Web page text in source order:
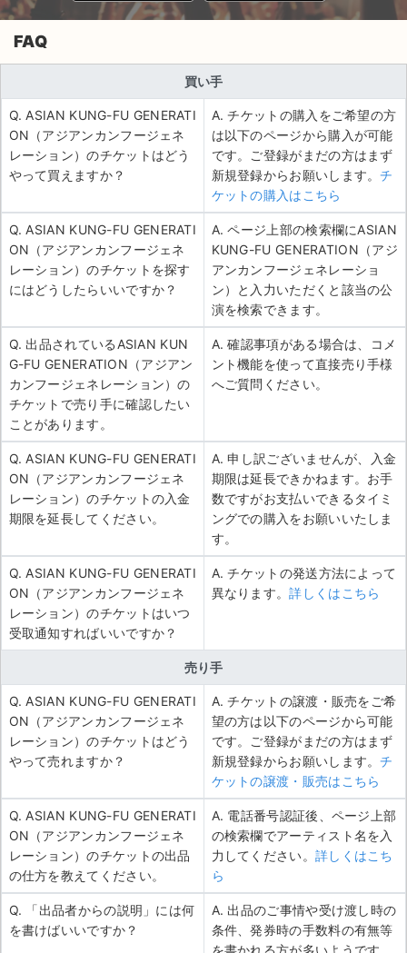
FAQ
買い手
Q. ASIAN KUNG-FU GENERATI
ON（アジアンカンフージェネ
レーション）のチケットはどう
やって買えますか？
A. チケットの購入をご希望の方
は以下のページから購入が可能
です。ご登録がまだの方はまず
新規登録からお願いします。チ
ケットの購入はこちら
Q. ASIAN KUNG-FU GENERATI
ON（アジアンカンフージェネ
レーション）のチケットを探す
にはどうしたらいいですか？
A. ページ上部の検索欄にASIAN
KUNG-FU GENERATION（アジ
アンカンフージェネレーショ
ン）と入力いただくと該当の公
演を検索できます。
Q. 出品されているASIAN KUN
G-FU GENERATION（アジアン
カンフージェネレーション）の
チケットで売り手に確認したい
ことがあります。
A. 確認事項がある場合は、コメ
ント機能を使って直接売り手様
へご質問ください。
Q. ASIAN KUNG-FU GENERATI
ON（アジアンカンフージェネ
レーション）のチケットの入金
期限を延長してください。
A. 申し訳ございませんが、入金
期限は延長できかねます。お手
数ですがお支払いできるタイミ
ングでの購入をお願いいたしま
す。
Q. ASIAN KUNG-FU GENERATI
ON（アジアンカンフージェネ
レーション）のチケットはいつ
受取通知すればいいですか？
A. チケットの発送方法によって
異なります。詳しくはこちら
売り手
Q. ASIAN KUNG-FU GENERATI
ON（アジアンカンフージェネ
レーション）のチケットはどう
やって売れますか？
A. チケットの譲渡・販売をご希
望の方は以下のページから可能
です。ご登録がまだの方はまず
新規登録からお願いします。チ
ケットの譲渡・販売はこちら
Q. ASIAN KUNG-FU GENERATI
ON（アジアンカンフージェネ
レーション）のチケットの出品
の仕方を教えてください。
A. 電話番号認証後、ページ上部
の検索欄でアーティスト名を入
力してください。 詳しくはこち
ら
Q. 「出品者からの説明」には何
を書けばいいですか？
A. 出品のご事情や受け渡し時の
条件、発券時の手数料の有無等